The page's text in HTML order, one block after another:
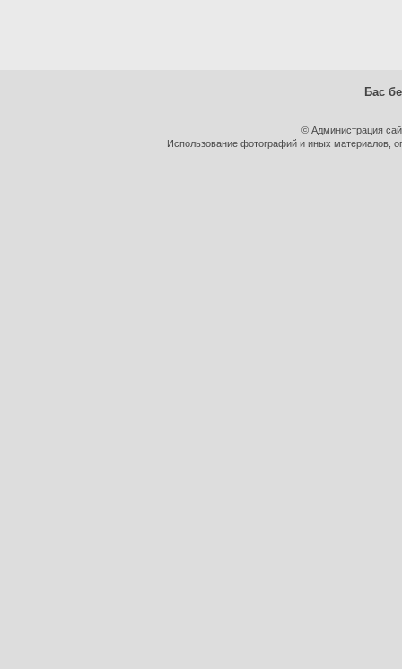
Бас
© Администрация
Использование фотографий и иных материалов,